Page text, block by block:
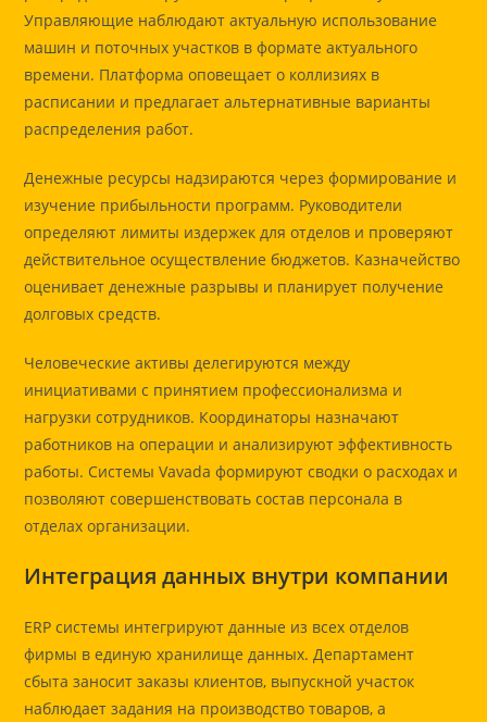
Управляющие наблюдают актуальную использование
машин и поточных участков в формате актуального
времени. Платформа оповещает о коллизиях в
расписании и предлагает альтернативные варианты
распределения работ.
Денежные ресурсы надзираются через формирование и
изучение прибыльности программ. Руководители
определяют лимиты издержек для отделов и проверяют
действительное осуществление бюджетов. Казначейство
оценивает денежные разрывы и планирует получение
долговых средств.
Человеческие активы делегируются между
инициативами с принятием профессионализма и
нагрузки сотрудников. Координаторы назначают
работников на операции и анализируют эффективность
работы. Системы Vavada формируют сводки о расходах и
позволяют совершенствовать состав персонала в
отделах организации.
Интеграция данных внутри компании
ERP системы интегрируют данные из всех отделов
фирмы в единую хранилище данных. Департамент
сбыта заносит заказы клиентов, выпускной участок
наблюдает задания на производство товаров, а